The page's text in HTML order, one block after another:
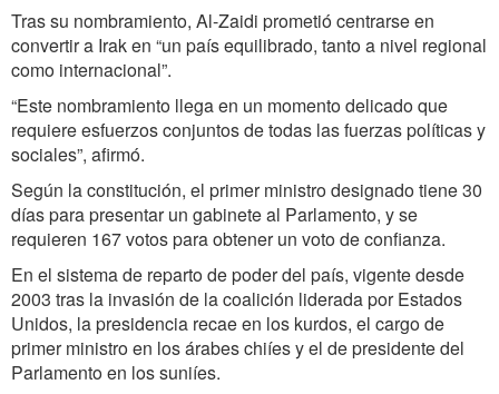
Tras su nombramiento, Al-Zaidi prometió centrarse en
convertir a Irak en “un país equilibrado, tanto a nivel regional
como internacional”.
“Este nombramiento llega en un momento delicado que
requiere esfuerzos conjuntos de todas las fuerzas políticas y
sociales”, afirmó.
Según la constitución, el primer ministro designado tiene 30
días para presentar un gabinete al Parlamento, y se
requieren 167 votos para obtener un voto de confianza.
En el sistema de reparto de poder del país, vigente desde
2003 tras la invasión de la coalición liderada por Estados
Unidos, la presidencia recae en los kurdos, el cargo de
primer ministro en los árabes chiíes y el de presidente del
Parlamento en los suniíes.